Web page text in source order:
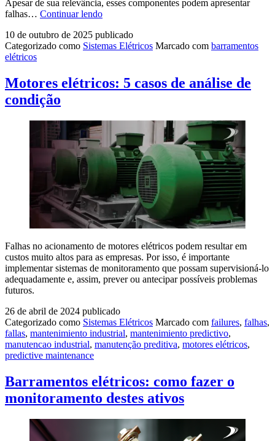
Apesar de sua relevância, esses componentes podem apresentar
falhas… Continuar lendoComo
monitoramento
termográfico
evita
falhas
10 de outubro de 2025 publicado
Categorizado como Sistemas Elétricos Marcado com barramentos
elétricos
Motores elétricos: 5 casos de análise de
condição
Falhas no acionamento de motores elétricos podem resultar em
custos muito altos para as empresas. Por isso, é importante
implementar sistemas de monitoramento que possam supervisioná-lo
adequadamente e, assim, prever ou antecipar possíveis problemas
futuros.
26 de abril de 2024 publicado
Categorizado como Sistemas Elétricos Marcado com failures, falhas,
fallas, mantenimiento industrial, mantenimiento predictivo,
manutencao industrial, manutenção preditiva, motores elétricos,
predictive maintenance
Barramentos elétricos: como fazer o
monitoramento destes ativos